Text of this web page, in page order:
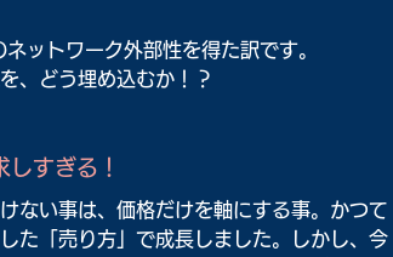
ットワーク外部性を得た訳です。
、どう埋め込むか！？
すぎる！
ない事は、価格だけを軸にする事。かつて
た「売り方」で成長しました。しかし、今